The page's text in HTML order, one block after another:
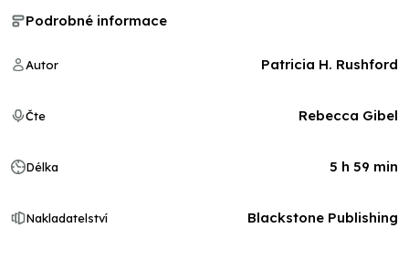
Podrobné informace
Autor Patricia H. Rushford
Čte Rebecca Gibel
Délka 5 h 59 min
Nakladatelství Blackstone Publishing